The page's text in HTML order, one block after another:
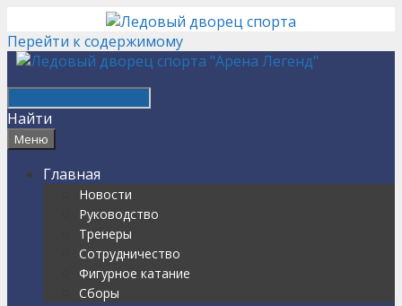
Перейти к содержимому
Найти
Меню
Главная
Новости
Руководство
Тренеры
Сотрудничество
Фигурное катание
Сборы